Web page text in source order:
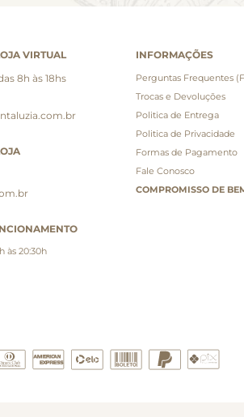
VIRTUAL
8h às 18hs
às 20:30h
INFORMAÇÕES
Perguntas Frequentes
Trocas e Devoluções
Politica de Entrega
Politica de Privacidade
Formas de Pagamento
Fale Conosco
COMPROMISSO DE